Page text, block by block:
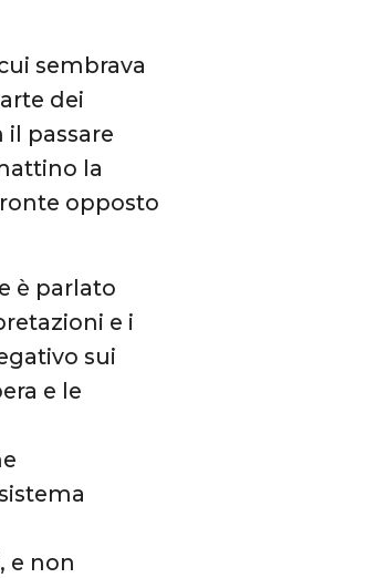
sembrava
dei
il passare
la
opposto
è parlato
e i
sui
e le
, e non